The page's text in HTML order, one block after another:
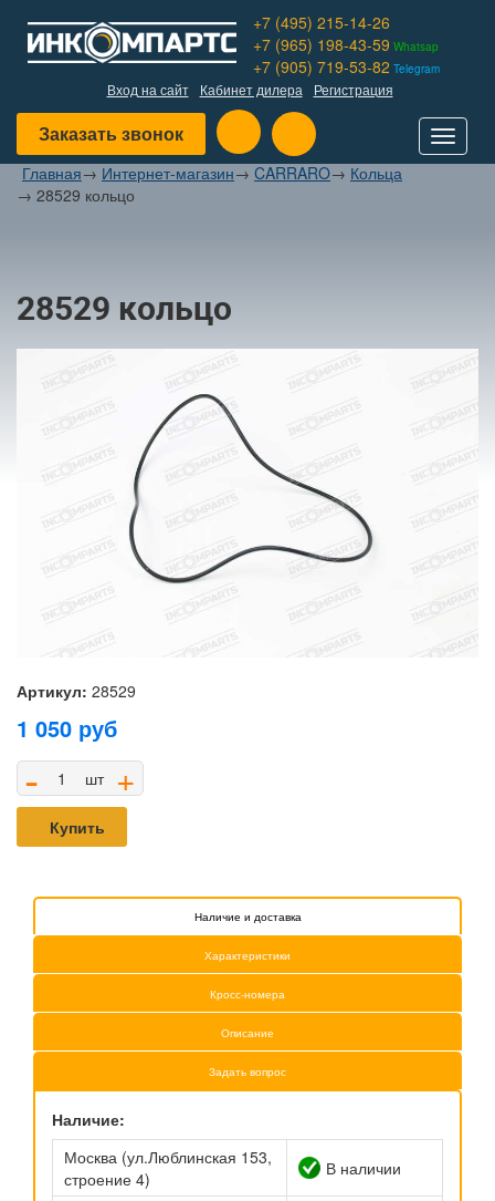
+7 (495) 215-14-26
+7 (965) 198-43-59 Whatsap
+7 (905) 719-53-82 Telegram
Вход на сайт Кабинет дилера Регистрация
Заказать звонок
Toggle
Главная→ Интернет-магазин→ CARRARO→ Кольца
→ 28529 кольцо
28529 кольцо
Артикул: 28529
1 050 руб
- шт +
Купить
Наличие и доставка
Характеристики
Кросс-номера
Описание
Задать вопрос
Наличие:
Москва (ул.Люблинская 153,
строение 4)
В наличии